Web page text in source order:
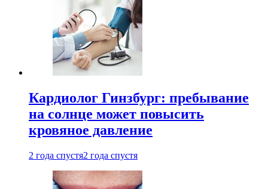
Кардиолог Гинзбург: пребывание
на солнце может повысить
кровяное давление
2 года спустя2 года спустя